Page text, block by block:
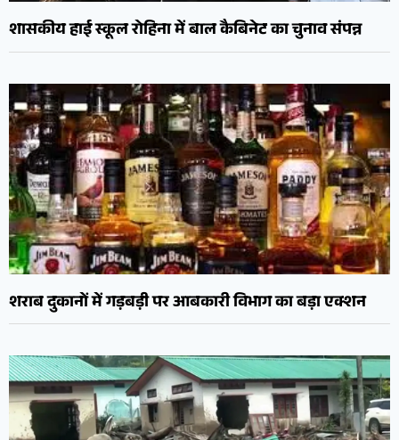
शासकीय हाई स्कूल रोहिना में बाल कैबिनेट का चुनाव संपन्न
शराब दुकानों में गड़बड़ी पर आबकारी विभाग का बड़ा एक्शन